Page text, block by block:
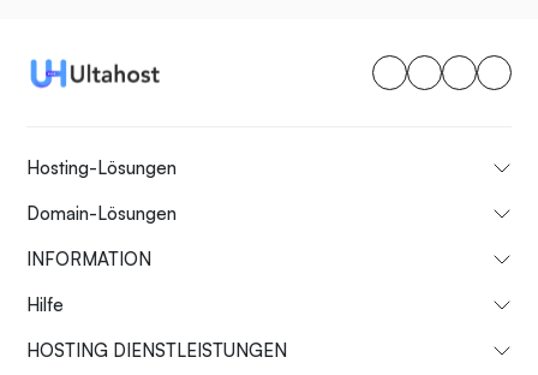
Hosting-Lösungen
Domain-Lösungen
INFORMATION
Hilfe
HOSTING DIENSTLEISTUNGEN